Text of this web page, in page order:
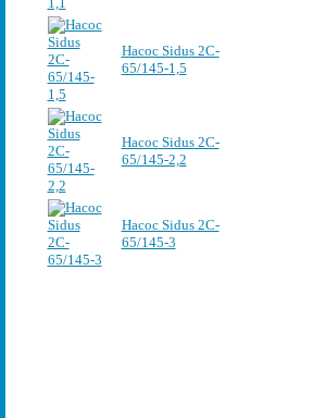
Насос Sidus 2C-
65/145-1,5
Насос Sidus 2C-
65/145-2,2
Насос Sidus 2C-
65/145-3